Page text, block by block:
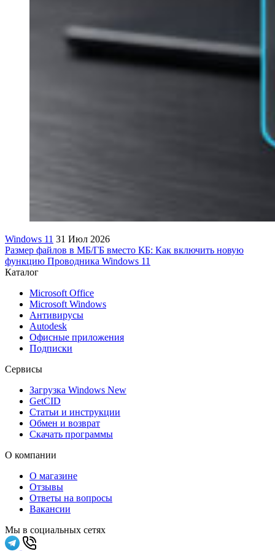
Windows 11 31 Июл 2026
Размер файлов в МБ/ГБ вместо КБ: Как включить новую
функцию Проводника Windows 11
Каталог
Microsoft Office
Microsoft Windows
Антивирусы
Autodesk
Офисные приложения
Подписки
Сервисы
Загрузка Windows New
GetCID
Статьи и инструкции
Обмен и возврат
Скачать программы
О компании
О магазине
Отзывы
Ответы на вопросы
Вакансии
Мы в социальных сетях